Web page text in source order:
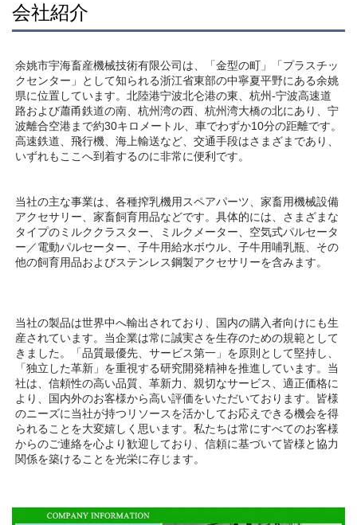
会社紹介
余姚市宇海畜産機械技術有限公司は、「金型の町」「プラスチッ
クセンター」として知られる浙江省東部の中寧夏平野にある余姚
県に位置しています。北陸港宁波北仑港の東、杭州-宁波高速道
路および蕭甬鉄道の南、杭州湾の西、杭州湾大橋の北にあり、宁
波離合空港まで約30キロメートル、車でわずか10分の距離です。
高速鉄道、飛行機、海上輸送など、交通手段はさまざまであり、
いずれもここへ到着するのに非常に便利です。
当社の主な事業は、各種搾乳機用スペアパーツ、家畜用機械設備
アクセサリー、家畜飼育用品などです。具体的には、さまざまな
タイプのミルククラスター、ミルクメーター、空気式パルセータ
ー／電動パルセーター、子牛用給水ボウル、子牛用哺乳瓶、その
他の飼育用品およびステンレス鋼製アクセサリーを含みます。
当社の製品は世界中へ輸出されており、国内の購入者向けにも生
産されています。当企業は常に誠実さを生存のための規範として
きました。「品質最優先、サービス第一」を原則として堅持し、
「独立した革新」を重視する研究開発精神を推進しています。当
社は、信頼性の高い品質、革新力、親切なサービス、適正価格に
より、国内外のお客様から高い評価をいただいております。皆様
のニーズに当社が持つリソースを活かしてお応えできる機会を得
られることを大変嬉しく思います。私たちは常にすべてのお客様
からのご連絡を心より歓迎しており、信頼に基づいて皆様と協力
関係を築けることを光栄に存じます。